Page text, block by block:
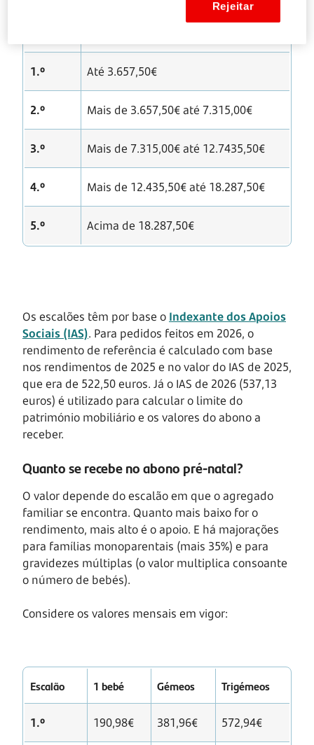
1.º Até 3.657,50€
2.º Mais de 3.657,50€ até 7.315,00€
3.º Mais de 7.315,00€ até 12.7435,50€
4.º Mais de 12.435,50€ até 18.287,50€
5.º Acima de 18.287,50€
Os escalões têm por base o Indexante dos Apoios
Sociais (IAS). Para pedidos feitos em 2026, o
rendimento de referência é calculado com base
nos rendimentos de 2025 e no valor do IAS de 2025,
que era de 522,50 euros. Já o IAS de 2026 (537,13
euros) é utilizado para calcular o limite do
património mobiliário e os valores do abono a
receber.
Quanto se recebe no abono pré-natal?
O valor depende do escalão em que o agregado
familiar se encontra. Quanto mais baixo for o
rendimento, mais alto é o apoio. E há majorações
para famílias monoparentais (mais 35%) e para
gravidezes múltiplas (o valor multiplica consoante
o número de bebés).
Considere os valores mensais em vigor:
Escalão 1 bebé Gémeos Trigémeos
1.º 190,98€ 381,96€ 572,94€
Rejeitar